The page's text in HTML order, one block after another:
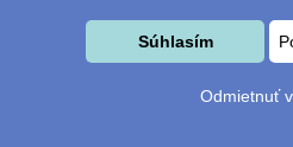
Súhlasím
Odmietnuť